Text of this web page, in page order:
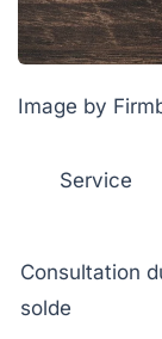
Image by
Service
Consultation
solde